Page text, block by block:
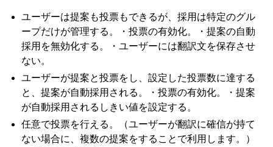
navigation of 対応するファイル形式
ユーザーは提案も投票もできるが、採用は特定のグル
ープだけが管理する。・投票の有効化。・提案の自動
採用を無効化する。・ユーザーには翻訳文を保存させ
ない。
ユーザーが提案と投票をし、設定した投票数に達する
と、提案が自動採用される。・投票の有効化。・提案
が自動採用されるしきい値を設定する。
任意で投票を行える。（ユーザーが翻訳に確信が持て
ない場合に、複数の提案をすることで利用します。）